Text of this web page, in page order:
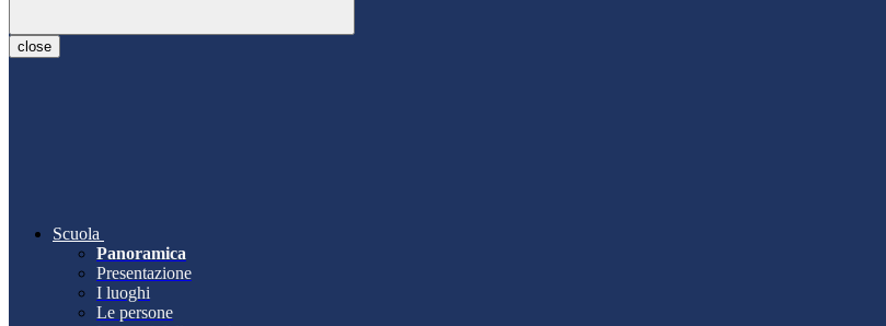
close
Scuola
Panoramica
Presentazione
I luoghi
Le persone